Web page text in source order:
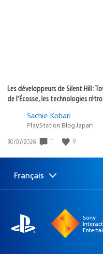
Les développeurs de Silent Hill:
de l’Écosse, les technologies
Sachie Kobari
PlayStation.Blog Japan
Date
publication
30/07/2026 1 9
Choisir
Région
Français
Sony